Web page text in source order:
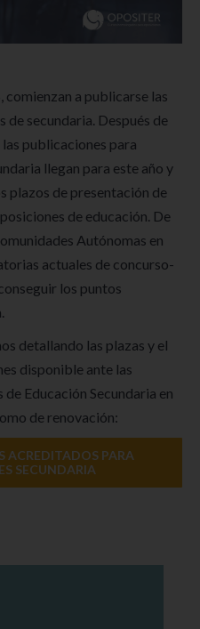
comienzan a publicarse las
secundaria. Después de
publicaciones para
llegan para este año y
plazos de presentación de
de educación. De
Autónomas en
actuales de concurso-
los puntos
detallando las plazas y el
disponible ante las
Educación Secundaria en
de renovación:
ACREDITADOS PARA
SECUNDARIA